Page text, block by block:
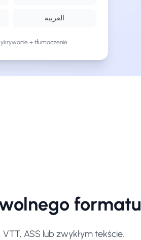
العربية
+ tłumaczenie
formatu
ASS lub zwykłym tekście.